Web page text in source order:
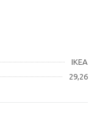
IKEA
29,26